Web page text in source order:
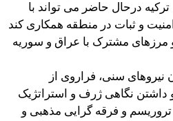
درحال حاضر می تواند با
و ثبات در منطقه همکاری کند
مرزهای مشترک با عراق و سوریه
نیروهای سنی، فراروی از
داشتن نگاهی ژرف و استراتژیک
و فرقه گرایی مذهبی و